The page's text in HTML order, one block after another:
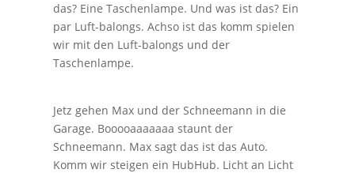
das? Eine Taschenlampe. Und was ist das? Ein
par Luft-balongs. Achso ist das komm spielen
wir mit den Luft-balongs und der
Taschenlampe.
Jetz gehen Max und der Schneemann in die
Garage. Booooaaaaaaa staunt der
Schneemann. Max sagt das ist das Auto.
Komm wir steigen ein HubHub. Licht an Licht